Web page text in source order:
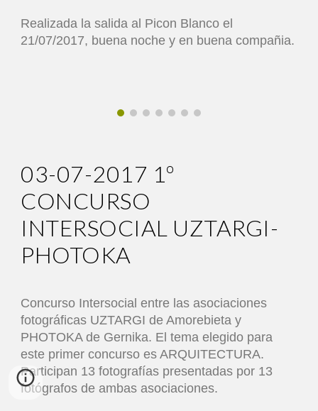
Realizada la salida al Picon Blanco el
21/07/2017, buena noche y en buena compañia.
03-07-2017 1º
CONCURSO
INTERSOCIAL UZTARGI-
PHOTOKA
Concurso Intersocial entre las asociaciones
fotográficas UZTARGI de Amorebieta y
PHOTOKA de Gernika. El tema elegido para
este primer concurso es ARQUITECTURA.
Participan 13 fotografías presentadas por 13
fotógrafos de ambas asociaciones.